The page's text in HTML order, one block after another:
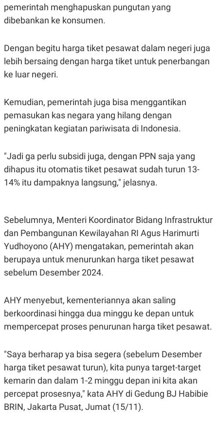
A
D
E
E
A
S
I
D
A
G
A
N
N
T
K
K
I
R
A
M
E
E
R
A
T
S
I
G
K
E
D
I
.
SITEMAP PROFILE TERM
USE
PEDOMAN
pemerintah menghapuskan pungutan yang
dibebankan ke konsumen.
Dengan begitu harga tiket pesawat dalam negeri juga
lebih bersaing dengan harga tiket untuk penerbangan
ke luar negeri.
Kemudian, pemerintah juga bisa menggantikan
pemasukan kas negara yang hilang dengan
peningkatan kegiatan pariwisata di Indonesia.
"Jadi ga perlu subsidi juga, dengan PPN saja yang
dihapus itu otomatis tiket pesawat sudah turun 13-
14% itu dampaknya langsung," jelasnya.
Sebelumnya, Menteri Koordinator Bidang Infrastruktur
dan Pembangunan Kewilayahan RI Agus Harimurti
Yudhoyono (AHY) mengatakan, pemerintah akan
berupaya untuk menurunkan harga tiket pesawat
sebelum Desember 2024.
AHY menyebut, kementeriannya akan saling
berkoordinasi hingga dua minggu ke depan untuk
mempercepat proses penurunan harga tiket pesawat.
"Saya berharap ya bisa segera (sebelum Desember
harga tiket pesawat turun), kita punya target-target
kemarin dan dalam 1-2 minggu depan ini kita akan
percepat prosesnya," kata AHY di Gedung BJ Habibie
BRIN, Jakarta Pusat, Jumat (15/11).